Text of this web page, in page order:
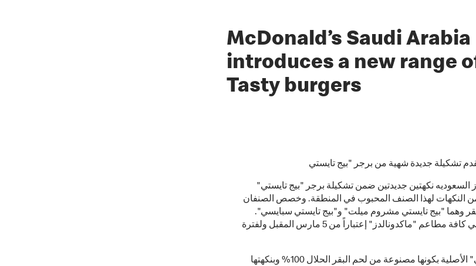
McDonald’s Saudi Arabia
introduces a new range
Tasty burgers
نكهتين جديدتين ضمن تشكيلة برجر "بيج تايستي"
من النكهات لهذا الصنف المحبوب في المنطقة. وخصص الصنفان
وهما "بيج تايستي مشروم ميلت" و"بيج تايستي سبايسي".
وسوف تتوفر النكهتان في كافة مطاعم "ماكدونالدز" إعتباراً من 5 مارس المقبل ولفترة
وتتميز برجر "بيج تايستي" الأصلية بكونها مصنوعة من لحم البقر الحلال 100% وبنكهتها